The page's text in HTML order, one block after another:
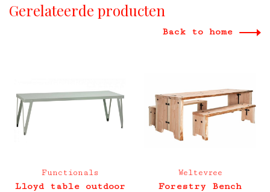
Gerelateerde producten
Back to home
Functionals
Lloyd table outdoor
Weltevree
Forestry Bench